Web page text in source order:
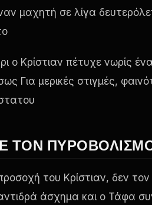
μαχητή σε λίγα
ο Κρίστιαν πέτυχε νωρίς
Για μερικές στιγμές,
ΤΟΝ
του Κρίστιαν, δεν
άσχημα και ο Τάφα